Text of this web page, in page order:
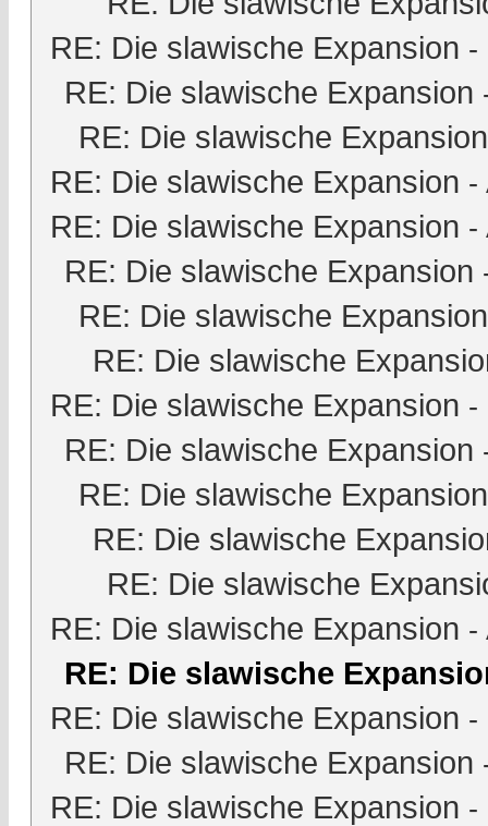
RE: Die slawische Expansion -
RE: Die slawische Expansion
RE: Die slawische Expansion
RE: Die slawische Expansion -
RE: Die slawische Expansion -
RE: Die slawische Expansion
RE: Die slawische Expansion
RE: Die slawische
RE: Die slawische Expansion -
RE: Die slawische Expansion
RE: Die slawische Expansion
RE: Die slawische
RE: Die slawische
RE: Die slawische Expansion -
RE: Die slawische
RE: Die slawische Expansion -
RE: Die slawische Expansion
RE: Die slawische Expansion -